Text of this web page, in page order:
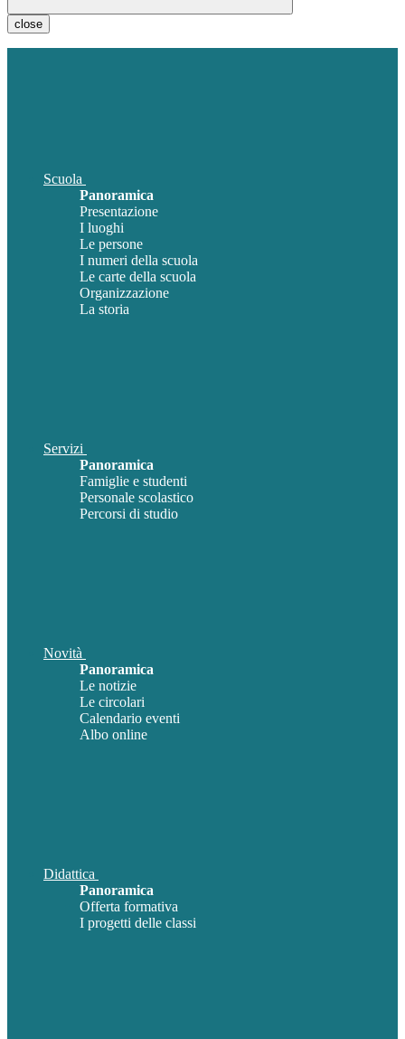
close
Scuola
Panoramica
Presentazione
I luoghi
Le persone
I numeri della scuola
Le carte della scuola
Organizzazione
La storia
Servizi
Panoramica
Famiglie e studenti
Personale scolastico
Percorsi di studio
Novità
Panoramica
Le notizie
Le circolari
Calendario eventi
Albo online
Didattica
Panoramica
Offerta formativa
I progetti delle classi